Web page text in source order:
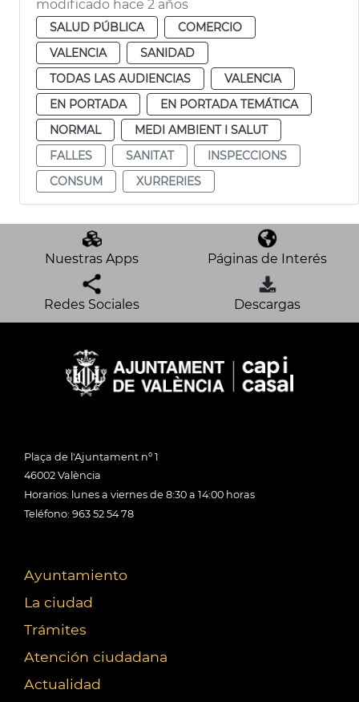
modificado hace 2 años
SALUD PÚBLICA
COMERCIO
VALENCIA
SANIDAD
TODAS LAS AUDIENCIAS
VALENCIA
EN PORTADA
EN PORTADA TEMÁTICA
NORMAL
MEDI AMBIENT I SALUT
FALLES
SANITAT
INSPECCIONS
CONSUM
XURRERIES
Nuestras Apps Páginas de Interés
Redes Sociales Descargas
Plaça de l'Ajuntament nº 1
46002 València
Horarios: lunes a viernes de 8:30 a 14:00 horas
Teléfono: 963 52 54 78
Ayuntamiento
La ciudad
Trámites
Atención ciudadana
Actualidad